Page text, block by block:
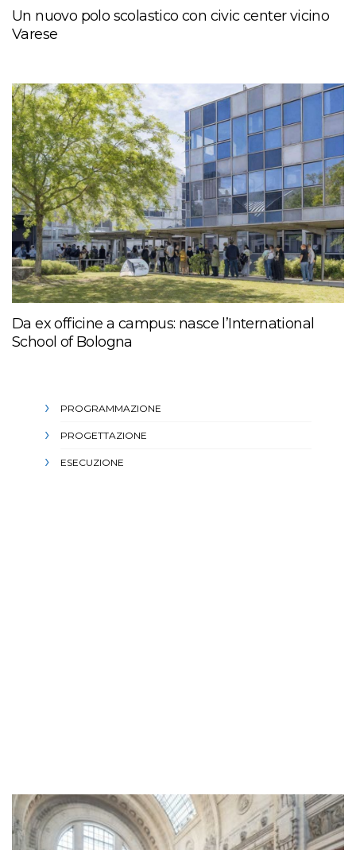
Un nuovo polo scolastico con civic center vicino
Varese
Da ex officine a campus: nasce l’International
School of Bologna
PROGRAMMAZIONE
PROGETTAZIONE
ESECUZIONE